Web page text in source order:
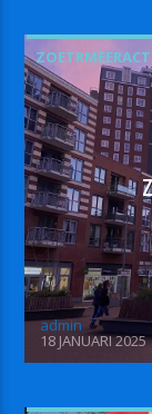
admin
18 JANUARI 2025